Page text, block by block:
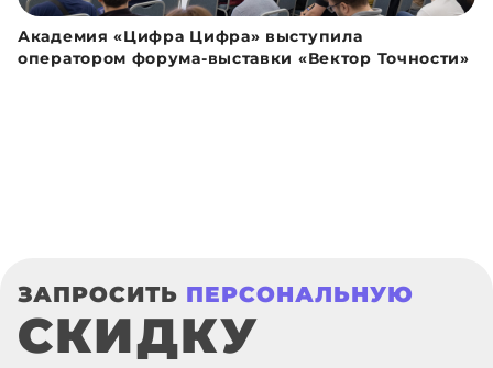
Академия «Цифра Цифра» выступила
оператором форума-выставки «Вектор Точности»
ЗАПРОСИТЬ ПЕРСОНАЛЬНУЮ
СКИДКУ